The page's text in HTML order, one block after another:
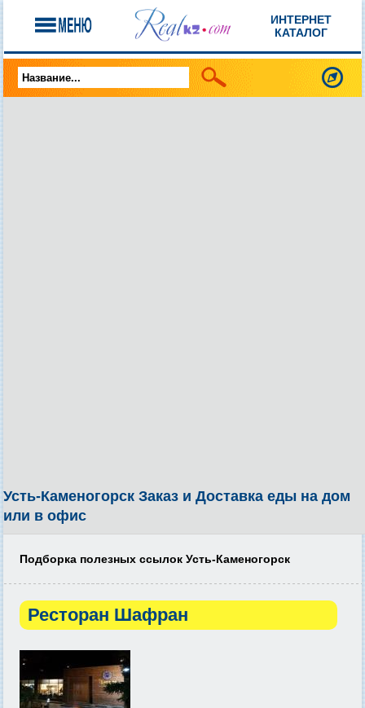
ИНТЕРНЕТ
КАТАЛОГ
Усть-Каменогорск Заказ и Доставка еды на дом
или в офис
Подборка полезных ссылок Усть-Каменогорск
Ресторан Шафран